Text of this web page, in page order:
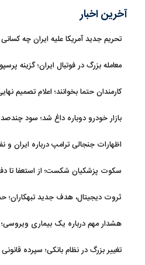
آخرین اخبار
تحریم جدید آمریکا علیه ایران چه
معامله بزرگ در فوتبال ایران؛ گزینه
کارمندان حتما بخوانند؛ اعلام تصمیم
بازار خودرو دوباره داغ شد؛ سود
اظهارات جنجالی ترامپ درباره ایران و
سکوت پزشکیان شکست؛ از استعفا تا
ثروت دیجیتال، هدف جدید تبهکاران؛
هشدار مهم درباره یک بیماری
تغییر بزرگ در نظام بانکی؛ سپرده